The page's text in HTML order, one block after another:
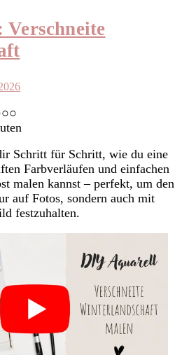
Schritt für Schritt, wie du eine
Farbverläufen und einfachen
malen kannst – perfekt, um den
auf Fotos, sondern auch mit
festzuhalten.